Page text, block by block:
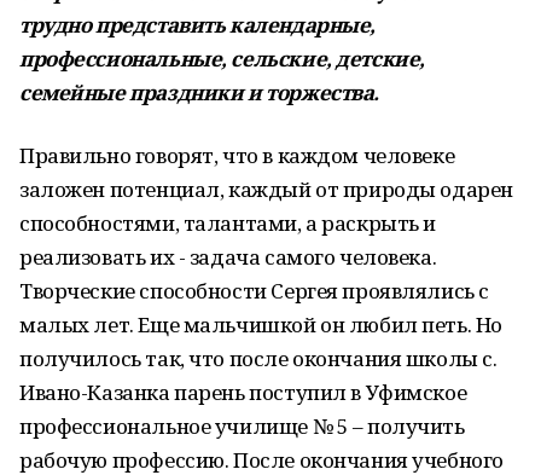
трудно представить календарные,
профессиональные, сельские, детские,
семейные праздники и торжества.
Правильно говорят, что в каждом человеке
заложен потенциал, каждый от природы одарен
способностями, талантами, а раскрыть и
реализовать их - задача самого человека.
Творческие способности Сергея проявлялись с
малых лет. Еще мальчишкой он любил петь. Но
получилось так, что после окончания школы с.
Ивано-Казанка парень поступил в Уфимское
профессиональное училище № 5 – получить
рабочую профессию. После окончания учебного